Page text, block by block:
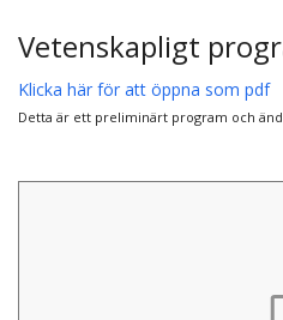
Vetenskapligt
Klicka här för att öppna som pdf
Detta är ett preliminärt program och